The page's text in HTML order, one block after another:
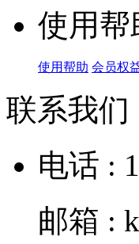
使用帮
使用帮助 会员权
联系我们
电话 :
邮箱 :